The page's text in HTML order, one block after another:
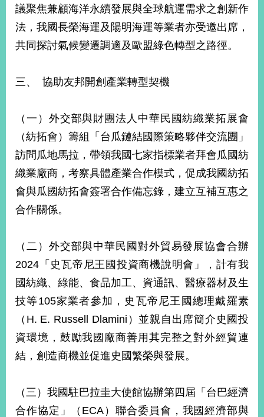
議聚焦兼顧海洋永續發展與全球航運需求之創新作
法，我國長榮海運及陽明海運等業者亦受邀出席，
共同探討氣候變遷調適及歐盟綠色轉型之路徑。
三、 協助友邦開創產業轉型契機
（一）外交部與財團法人中華民國紡織業拓展會
（紡拓會）籌組「台瓜鏈結國際策略夥伴交流團」
訪問瓜地馬拉，帶領我國七家指標業者拜會瓜國紡
織業廠商，考察具體產業合作模式，促成我國紡拓
會與瓜國紡拓會簽署合作備忘錄，建立互補互惠之
合作關係。
（二）外交部與中華民國對外貿易發展協會合辦
2024「史瓦帝尼王國投資商機說明會」，計有我
國紡織、綠能、食品加工、資通訊、醫療器材及生
技等105家業者參加，史瓦帝尼王國總理戴羅素
（H. E. Russell Dlamini）並親自出席簡介史國投
資環境，鼓勵我國廠商善用其完整之對外經貿連
結，創造商機並促進史國繁榮與發展。
（三）我國駐巴拉圭大使館協辦第四屆「台巴經濟
合作協定」（ECA）聯合委員會，我國經濟部與